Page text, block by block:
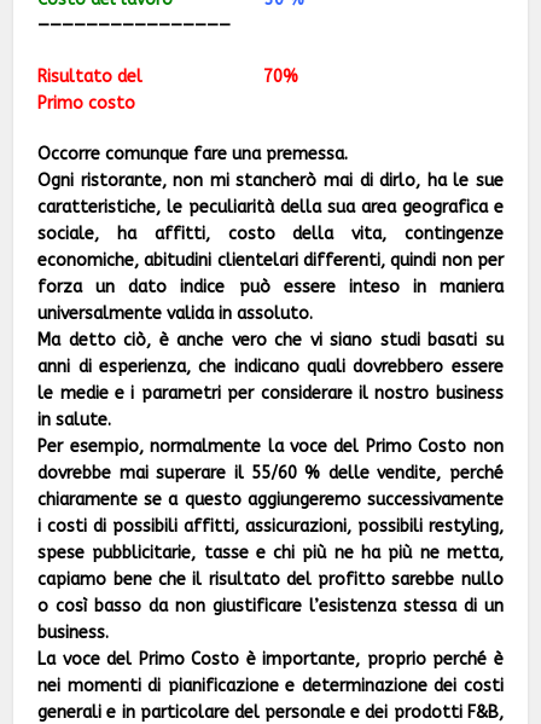
————————————————
Risultato del 70%
Primo costo
Occorre comunque fare una premessa.
Ogni ristorante, non mi stancherò mai di dirlo, ha le sue
caratteristiche, le peculiarità della sua area geografica e
sociale, ha affitti, costo della vita, contingenze
economiche, abitudini clientelari differenti, quindi non per
forza un dato indice può essere inteso in maniera
universalmente valida in assoluto.
Ma detto ciò, è anche vero che vi siano studi basati su
anni di esperienza, che indicano quali dovrebbero essere
le medie e i parametri per considerare il nostro business
in salute.
Per esempio, normalmente la voce del Primo Costo non
dovrebbe mai superare il 55/60 % delle vendite, perché
chiaramente se a questo aggiungeremo successivamente
i costi di possibili affitti, assicurazioni, possibili restyling,
spese pubblicitarie, tasse e chi più ne ha più ne metta,
capiamo bene che il risultato del profitto sarebbe nullo
o così basso da non giustificare l’esistenza stessa di un
business.
La voce del Primo Costo è importante, proprio perché è
nei momenti di pianificazione e determinazione dei costi
generali e in particolare del personale e dei prodotti F&B,